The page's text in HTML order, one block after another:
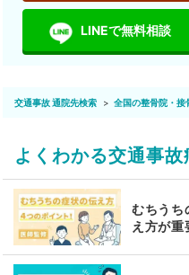
LINEで無料相談
交通事故 通院先検索 全国の整骨院・接
よくわかる交通事故
むちうち
え方が重